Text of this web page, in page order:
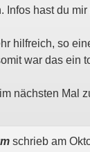
Infos hast du
hilfreich, so
war das ein
nächsten Mal
schrieb am